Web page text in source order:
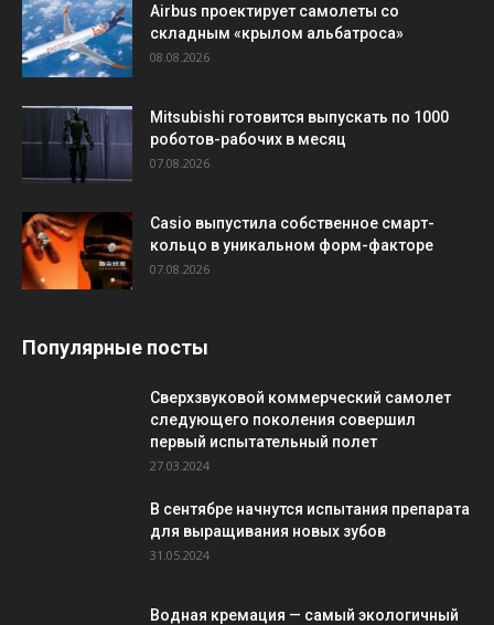
Airbus проектирует самолеты со
складным «крылом альбатроса»
08.08.2026
Mitsubishi готовится выпускать по 1000
роботов-рабочих в месяц
07.08.2026
Casio выпустила собственное смарт-
кольцо в уникальном форм-факторе
07.08.2026
Популярные посты
Сверхзвуковой коммерческий самолет
следующего поколения совершил
первый испытательный полет
27.03.2024
В сентябре начнутся испытания препарата
для выращивания новых зубов
31.05.2024
Водная кремация — самый экологичный